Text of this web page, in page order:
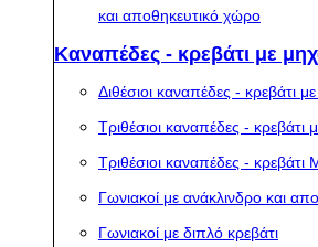
και αποθηκευτικό χώρο
Καναπέδες - κρεβάτι με
Διθέσιοι καναπέδες - κρεβάτι
Τριθέσιοι καναπέδες - κρεβάτι
Τριθέσιοι καναπέδες -
Γωνιακοί με ανάκλινδρο και
Γωνιακοί με διπλό κρεβάτι